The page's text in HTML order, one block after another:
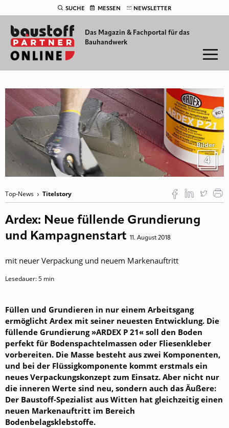
SUCHE MESSEN NEWSLETTER
Das Magazin & Fachportal für das
Bauhandwerk
Bilder
4
Top-News Titelstory
Ardex: Neue füllende Grundierung
und Kampagnenstart 11. August 2018
mit neuer Verpackung und neuem Markenauftritt
Lesedauer:5 min
Füllen und Grundieren in nur einem Arbeitsgang
ermöglicht Ardex mit seiner neuesten Entwicklung. Die
füllende Grundierung »ARDEX P 21« soll den Boden
perfekt für Bodenspachtelmassen oder Fliesenkleber
vorbereiten. Die Masse besteht aus zwei Komponenten,
und bei der Flüssigkomponente kommt erstmals ein
neues Verpackungskonzept zum Einsatz. Aber nicht nur
die inneren Werte sind neu, sondern auch das Äußere:
Der Baustoff-Spezialist aus Witten hat gleichzeitig einen
neuen Markenauftritt im Bereich
Bodenbelagsklebstoffe.